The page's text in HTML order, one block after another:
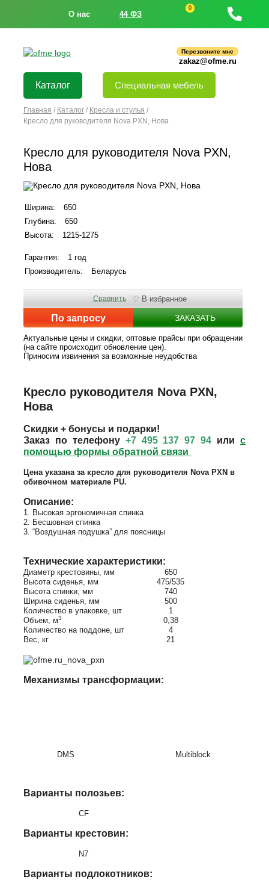
О нас 44 ФЗ
0
Перезвоните мне
zakaz@ofme.ru
Каталог Специальная мебель
Главная / Каталог / Кресла и стулья /
Кресло для руководителя Nova PXN, Нова
Кресло для руководителя Nova PXN,
Нова
Ширина:
650
Глубина:
650
Высота:
1215-1275
Гарантия:
1 год
Производитель:
Беларусь
По запросу ЗАКАЗАТЬ
Сравнить ♡ В избранное
Актуальные цены и скидки, оптовые прайсы при обращении
(на сайте происходит обновление цен).
Приносим извинения за возможные неудобства
Кресло руководителя Nova PXN,
Нова
Скидки + бонусы и подарки!
Заказ по телефону +7 495 137 97 94 илис
помощью формы обратной связи
Цена указана за кресло для руководителя Nova PXN в
обивочном материале PU.
Описание:
1. Высокая эргономичная спинка
2. Бесшовная спинка
3. “Воздушная подушка” для поясницы
Технические характеристики:
Диаметр крестовины, мм
650
Высота сиденья, мм
475/535
Высота спинки, мм
740
Ширина сиденья, мм
500
Количество в упаковке, шт
1
Объем, м3
0,38
Количество на поддоне, шт
4
Вес, кг
21
Механизмы трансформации:
DMS Multiblock
Варианты полозьев:
CF
Варианты крестовин:
N7
Варианты подлокотников: